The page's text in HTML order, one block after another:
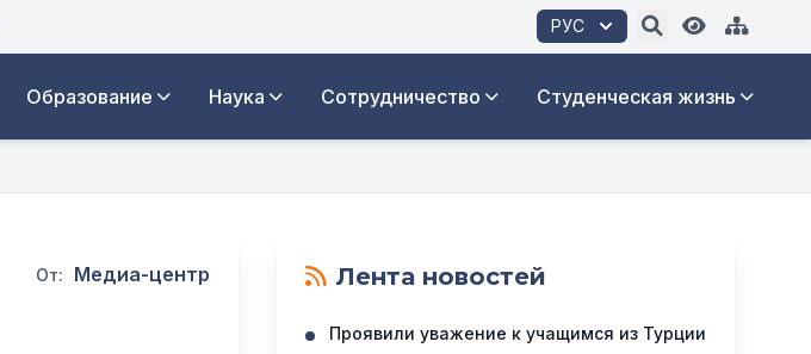
РУС
Образование Наука Сотрудничество Студенческая жизнь
От: Медиа-центр Лента новостей
Проявили уважение к учащимся из Турции